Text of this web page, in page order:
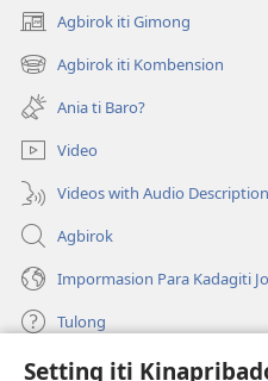
Setting iti
Agbirok iti Gimong
(manglukat
iti
baro
window)
Agbirok iti Kombension
(manglukat
iti
baro
a
window)
Ania ti Baro?
Video
Videos with Audio
Agbirok
Impormasion Para Kadagiti
Tulong